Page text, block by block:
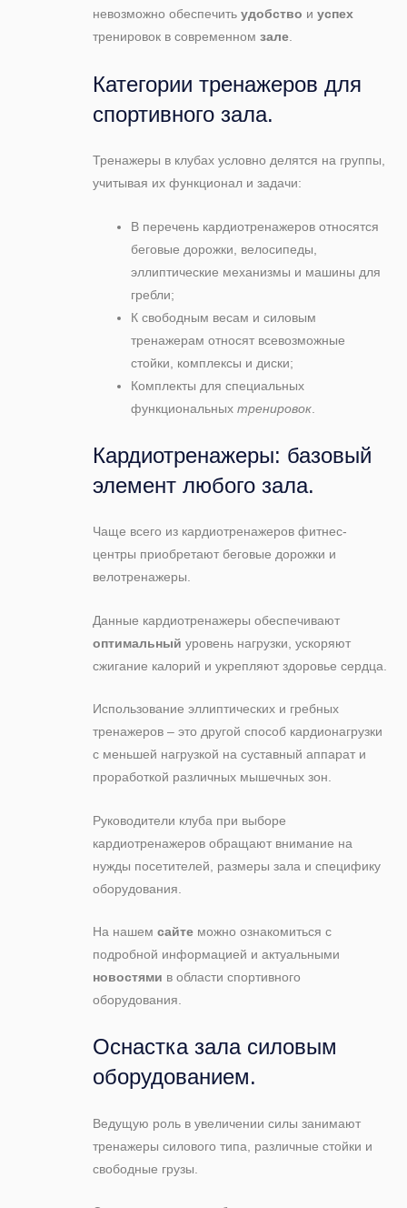
невозможно обеспечить удобство и успех
тренировок в современном зале.
Категории тренажеров для
спортивного зала.
Тренажеры в клубах условно делятся на группы,
учитывая их функционал и задачи:
В перечень кардиотренажеров относятся
беговые дорожки, велосипеды,
эллиптические механизмы и машины для
гребли;
К свободным весам и силовым
тренажерам относят всевозможные
стойки, комплексы и диски;
Комплекты для специальных
функциональных тренировок.
Кардиотренажеры: базовый
элемент любого зала.
Чаще всего из кардиотренажеров фитнес-
центры приобретают беговые дорожки и
велотренажеры.
Данные кардиотренажеры обеспечивают
оптимальный уровень нагрузки, ускоряют
сжигание калорий и укрепляют здоровье сердца.
Использование эллиптических и гребных
тренажеров – это другой способ кардионагрузки
с меньшей нагрузкой на суставный аппарат и
проработкой различных мышечных зон.
Руководители клуба при выборе
кардиотренажеров обращают внимание на
нужды посетителей, размеры зала и специфику
оборудования.
На нашем сайтеможно ознакомиться с
подробной информацией и актуальными
новостями в области спортивного
оборудования.
Оснастка зала силовым
оборудованием.
Ведущую роль в увеличении силы занимают
тренажеры силового типа, различные стойки и
свободные грузы.